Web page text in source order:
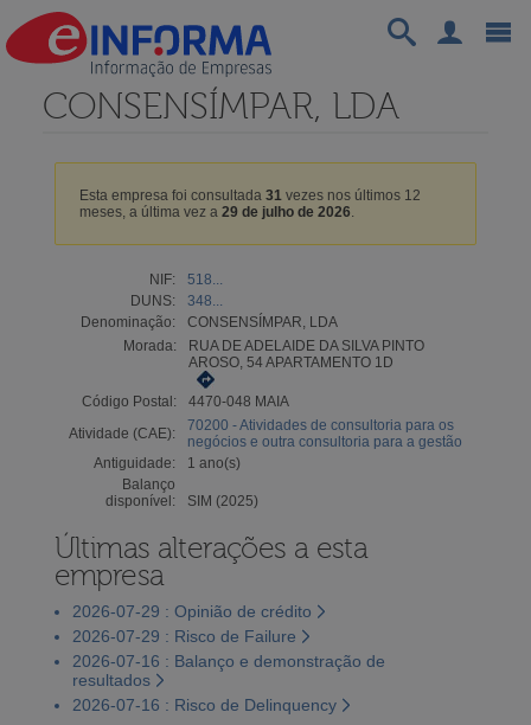
CONSENSÍMPAR, LDA
Esta empresa foi consultada 31vezes nos últimos 12
meses, a última vez a 29 de julho de 2026.
NIF:
518...
DUNS:
348...
Denominação:
CONSENSÍMPAR, LDA
Morada:
RUA DE ADELAIDE DA SILVA PINTO
AROSO, 54 APARTAMENTO 1D
Código Postal:
4470-048 MAIA
Atividade (CAE):
70200 - Atividades de consultoria para os
negócios e outra consultoria para a gestão
Antiguidade:
1 ano(s)
Balanço
disponível:
SIM (2025)
Últimas alterações a esta
empresa
2026-07-29 : Opinião de crédito
2026-07-29 : Risco de Failure
2026-07-16 : Balanço e demonstração de
resultados
2026-07-16 : Risco de Delinquency